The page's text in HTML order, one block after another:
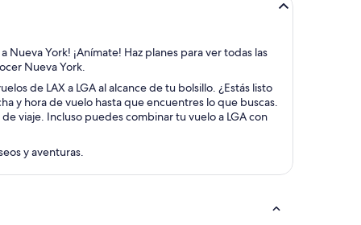
York! ¡Anímate! Haz planes para ver todas las
Nueva York.
de LAX a LGA al alcance de tu bolsillo. ¿Estás listo
y hora de vuelo hasta que encuentres lo que buscas.
viaje. Incluso puedes combinar tu vuelo a LGA con
y aventuras.